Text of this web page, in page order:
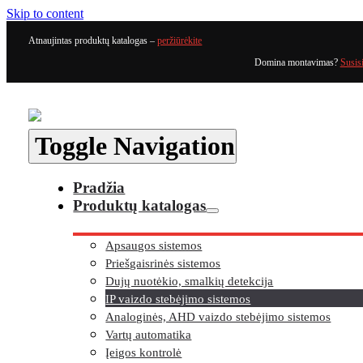
Skip to content
Atnaujintas produktų katalogas –peržiūrėkite
Domina montavimas?
Toggle Navigation
Pradžia
Produktų katalogas
Apsaugos sistemos
Priešgaisrinės sistemos
Dujų nuotėkio, smalkių detekcija
IP vaizdo stebėjimo sistemos
Analoginės, AHD vaizdo stebėjimo sistemos
Vartų automatika
Įeigos kontrolė